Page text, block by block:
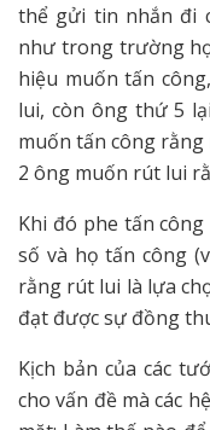
thể gửi tin nhắn đi
như trong trường
hiệu muốn tấn
lui, còn ông thứ 5
muốn tấn công
2 ông muốn rút lui
Khi đó phe tấn
số và họ tấn công
rằng rút lui là lựa
đạt được sự đồng
Kịch bản của các
cho vấn đề mà các